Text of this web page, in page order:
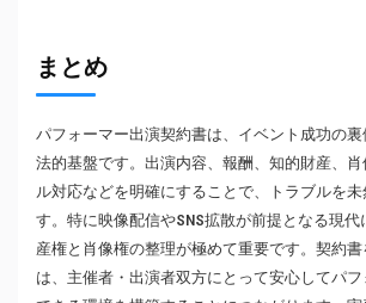
まとめ
パフォーマー出演契約書は、イベント成功の
法的基盤です。出演内容、報酬、知的財産、
ル対応などを明確にすることで、トラブルを未
す。特に映像配信やSNS拡散が前提となる現
産権と肖像権の整理が極めて重要です。契約書
は、主催者・出演者双方にとって安心してパ